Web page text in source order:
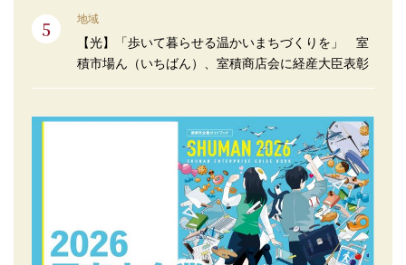
地域
【光】「歩いて暮らせる温かいまちづくりを」 室
積市場ん（いちばん）、室積商店会に経産大臣表彰